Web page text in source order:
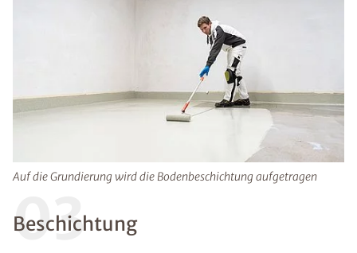
Auf die Grundierung wird die Bodenbeschichtung aufgetragen
03
Beschichtung